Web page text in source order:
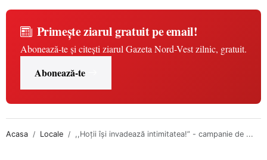
Primește ziarul gratuit pe email!
Abonează-te și citești ziarul Gazeta Nord-Vest zilnic, gratuit.
Abonează-te
Acasa Locale ,,Hoții își invadează intimitatea!” - campanie de ...